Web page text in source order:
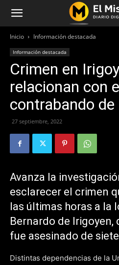
Inicio Información destacada
Información destacada
Crimen en
relacionan con
contrabando
27 septiembre, 2022
Avanza la
esclarecer el crimen
las últimas horas a la
Bernardo de Irigoyen,
fue asesinado de
Distintas dependencias de la